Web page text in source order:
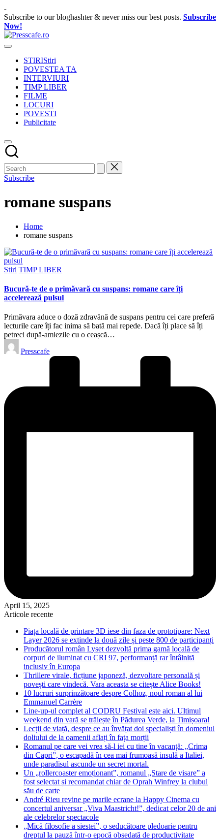
Skip
to
content
-
Subscribe to our bloghashter & never miss our best posts. Subscribe
Now!
Presscafe.ro
Cafeneau
urbaneSTIRIStiri
POVESTEA TA
INTERVIURI
TIMP LIBER
FILME
LOCURI
POVESTI
Publicitate
Subscribe
romane suspans
Home
romane suspans
Posted
Stiri TIMP LIBER
Bucură-te de o primăvară cu suspans: romane care îți
accelerează pulsul
Primăvara aduce o doză zdravănă de suspans pentru cei care preferă
lecturile care îți fac inima să bată mai repede. Dacă îți place să îți
petreci după-amiezile cu o ceașcă…
Posted
by
Presscafe
April 15, 2025
Articole recente
Piața locală de printare 3D iese din faza de prototipare: Next
Layer 2026 se extinde la două zile și peste 800 de participanți
Producătorul român Lyset dezvoltă prima gamă locală de
corpuri de iluminat cu CRI 97, performanță rar întâlnită
inclusiv în Europa
Thrillere virale, ficțiune japoneză, dezvoltare personală și
povești care vindecă. Vara aceasta se citește Alice Books!
10 lucruri surprinzătoare despre Colhoz, noul roman al lui
Emmanuel Carrère
Line-up-ul complet al CODRU Festival este aici. Ultimul
weekend din vară se trăiește în Pădurea Verde, la Timișoara!
Lecții de viață, despre ce au învățat doi specialiști în domeniul
doliului de la oamenii aflați în fața morții
Romanul pe care vei vrea să-l iei cu tine în vacanță: „Crima
din Capri”, o escapadă în cea mai frumoasă insulă a Italiei,
unde paradisul ascunde un secret mortal.
Un „rollercoaster emoționant”, romanul „Stare de visare” a
fost selectat și recomandat chiar de Oprah Winfrey la clubul
său de carte
André Rieu revine pe marile ecrane la Happy Cinema cu
concertul aniversar „Viva Maastricht!”, dedicat celor 20 de ani
ale celebrelor spectacole
„Mică filosofie a siestei”, o seducătoare pledoarie pentru
dreptul la pauză într-o epocă obsedată de productivitate